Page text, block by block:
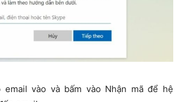
email vào và bấm vào Nhận mã để hệ